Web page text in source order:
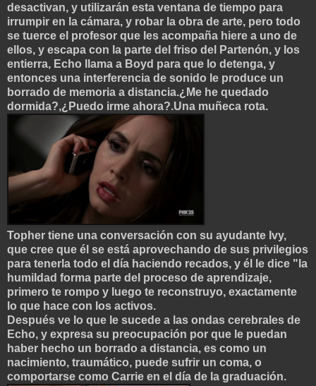
desactivan, y utilizarán esta ventana de tiempo para
irrumpir en la cámara, y robar la obra de arte, pero todo
se tuerce el profesor que les acompaña hiere a uno de
ellos, y escapa con la parte del friso del Partenón, y los
entierra, Echo llama a Boyd para que lo detenga, y
entonces una interferencia de sonido le produce un
borrado de memoria a distancia.¿Me he quedado
dormida?,¿Puedo irme ahora?.Una muñeca rota.
Topher tiene una conversación con su ayudante Ivy,
que cree que él se está aprovechando de sus privilegios
para tenerla todo el día haciendo recados, y él le dice "la
humildad forma parte del proceso de aprend izaje,
primero te rompo y luego te reconstruyo, exactamente
lo que hace con l os activos.
Después ve lo que le sucede a las ondas cerebrales de
Echo, y expresa su preocupación por que le puedan
haber hecho un borrado a distancia, es como un
nacimiento, traumático, puede sufrir un coma, o
comportarse como Carrie en el día de la graduación.